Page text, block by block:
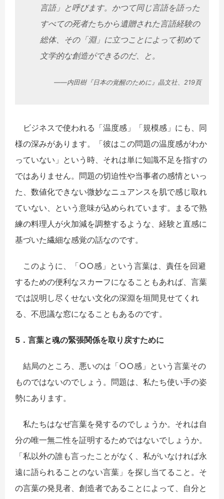
言語」と呼びます。かつて同じ言語を語った
すべての死者たちから遺贈された言語経験の
総体、その「淵」に立つことによって初めて
文学的な創造ができるのだ、と。
――内田樹『日本の覚醒のために』晶文社、219頁
ビジネスで使われる「温度感」「規模感」にも、同
様の深みがあります。「彼はこの問題の温度感がわか
っていない」という時、それは単に知識不足を指すの
ではありません。問題の切迫性や当事者の感情といっ
た、数値化できない微妙なニュアンスを肌で感じ取れ
ていない、という意味が込められています。まるで熟
練の料理人が火加減を調整するような、経験と直感に
基づいた繊細な感覚の話なのです。
このように、「○○感」という言葉は、責任を回避
するための便利なスカーフになることもあれば、言葉
では説明し尽くせない文化の深淵を垣間見せてくれ
る、不思議な窓になることもあるのです。
5． 言葉と魂の緊張関係を取り 戻すために
結局のところ、悪いのは「○○感」という言葉その
ものではないのでしょう。問題は、私たち使い手の姿
勢にあります。
私たちはなぜ言葉を発するのでしょうか。それは自
分の唯一無二性を証明するためではないでしょうか。
「私以外の誰も言ったことがなく、私がいなければ永
遠に語られることのない言葉」を探し当てること。そ
の言葉の発見者、創造者であることによって、自分と